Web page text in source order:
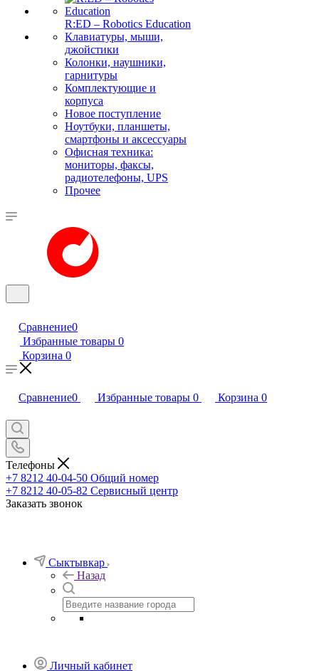
R:ED – Robotics Education
Клавиатуры, мыши,
джойстики
Колонки, наушники,
гарнитуры
Комплектующие и
корпуса
Новое поступление
Ноутбуки, планшеты,
смартфоны и аксессуары
Офисная техника:
мониторы, факсы,
радиотелефоны, UPS
Прочее
Сравнение0
Избранные товары 0
Корзина 0
Сравнение0 Избранные товары 0 Корзина 0
Телефоны
+7 8212 40-04-50 Общий номер
+7 8212 40-05-82 Сервисный центр
Заказать звонок
Сыктывкар
Назад
Личный кабинет